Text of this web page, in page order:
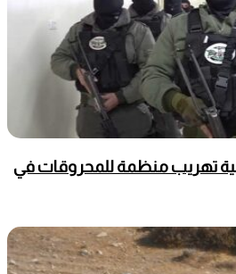
تهريب منظمة للمحروقات في